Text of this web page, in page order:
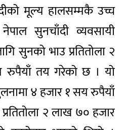
मूल्य हालसम्मकै उच्च
सुनचाँदी व्यवसायी
सुनको भाउ प्रतितोला २
तय गरेको छ । यो
४ हजार १ सय रुपैयाँ
२ लाख ७० हजार